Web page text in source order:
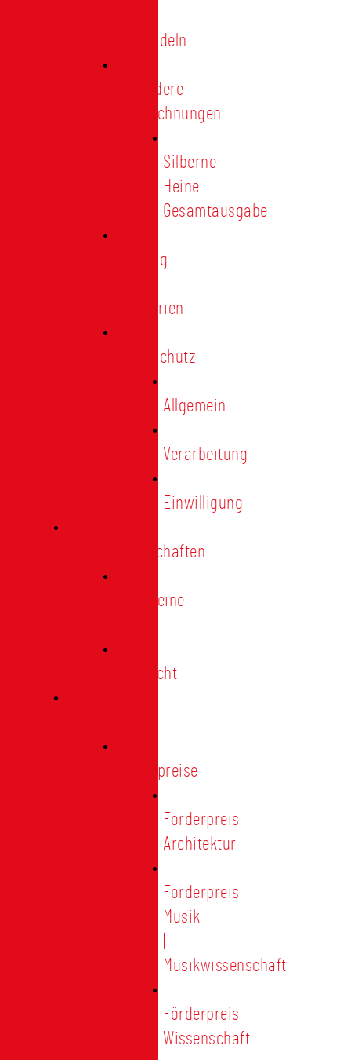
Treunadeln
Besondere
Auszeichnungen
Silberne
Heine
Gesamtausgabe
Satzung
Regularien
Datenschutz
Allgemein
Verarbeitung
Einwilligung
Tischgemeinschaften
Allgemeine
Übersicht
Förderpreise
Förderpreis
Architektur
Förderpreis
Musik
Musikwissenschaft
Förderpreis
Wissenschaft